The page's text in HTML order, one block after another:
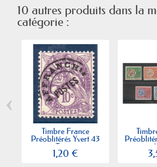
10 autres produits dans la
catégorie :
Timbre France
Préoblitérés Yvert 43
Type...
1,20 €
‹